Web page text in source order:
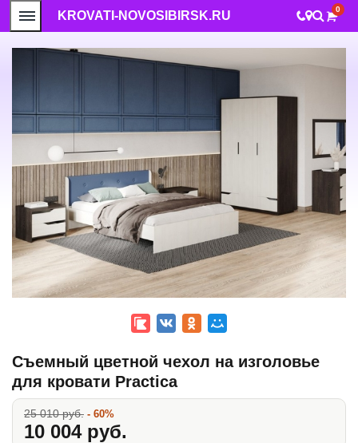
KROVATI-NOVOSIBIRSK.RU 0
Съемный цветной чехол на изголовье
для кровати Practica
25 010 руб. - 60%
10 004 руб.